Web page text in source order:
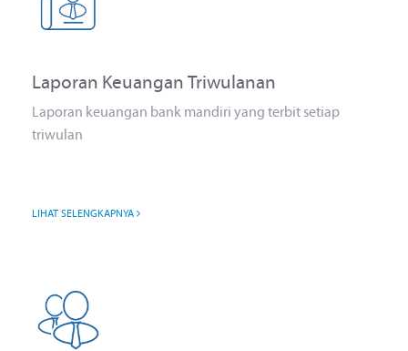
Laporan Keuangan Triwulanan
Laporan keuangan bank mandiri yang terbit setiap
triwulan
LIHAT SELENGKAPNYA